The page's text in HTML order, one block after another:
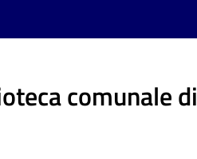
comunale